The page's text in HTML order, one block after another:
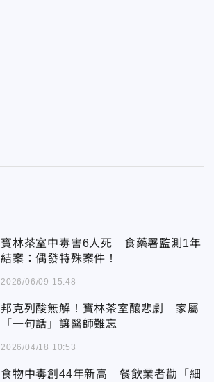
寶林茶室中毒害6人死 食藥署監測1年
結案：偶發特殊案件！
2026/06/09 15:48
邦克列酸無解！寶林茶室釀悲劇 家屬
「一句話」讓醫師難忘
2026/04/18 10:53
食物中毒創44年新高 餐飲業者勸「細